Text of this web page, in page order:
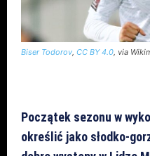
Biser Todorov CC BY 4.0 , via
Początek sezonu w
określić jako słodko-